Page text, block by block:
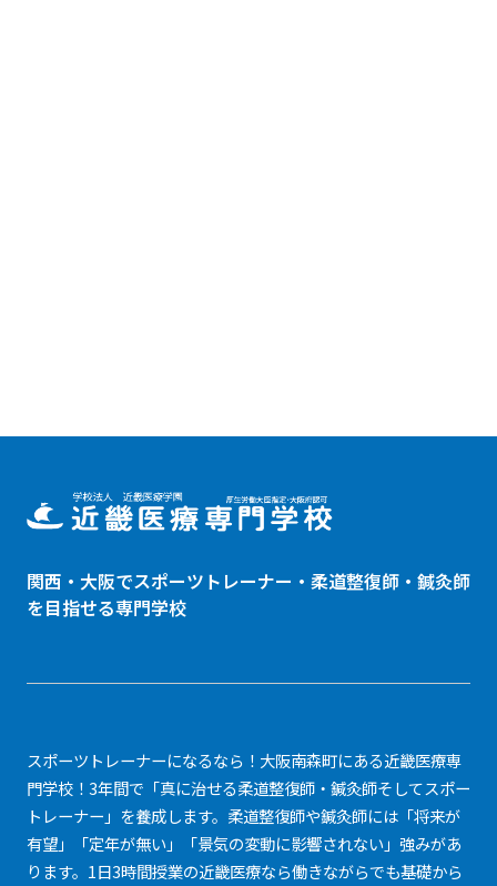
関西・大阪でスポーツトレーナー・ 柔道整復師 ・鍼灸師
を目指せる専門学校
スポーツトレーナーになるなら！大阪南森町にある近畿医療専
門学校！3年間で「真に治せる柔道整復師・鍼灸師そしてスポー
トレーナー」を養成します。柔道整復師や鍼灸師には「将来が
有望」「定年が無い」「景気の変動に影響されない」強みがあ
ります。1日3時間授業の近畿医療なら働きながらでも基礎から